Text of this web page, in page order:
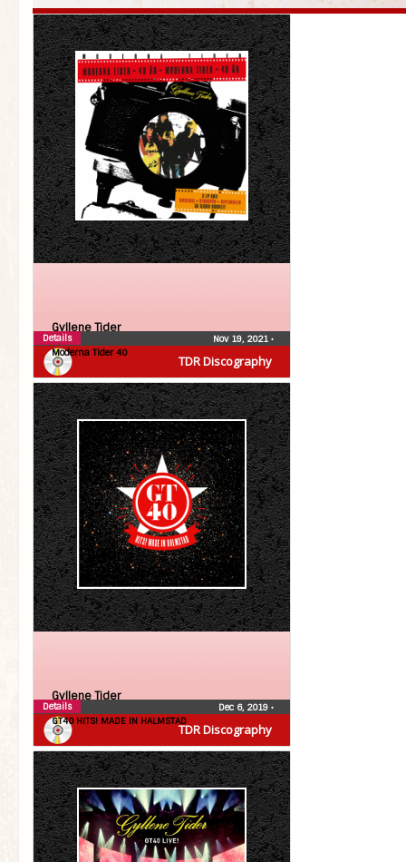
TDR Discography
Gyllene Tider
Moderna Tider 40
Nov 19, 2021 •
Details
TDR Discography
Gyllene Tider
GT40 HITS! MADE IN HALMSTAD
Dec 6, 2019 •
Details